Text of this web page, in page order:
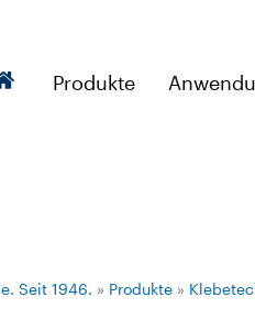
Produkte
Seit 1946. » Produkte »